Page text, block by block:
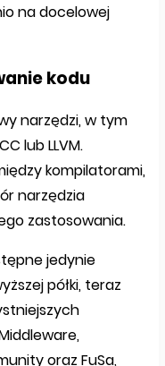
na docelowej
kodu
narzędzi, w tym
lub LLVM.
kompilatorami,
narzędzia
zastosowania.
jedynie
półki, teraz
oraz FuSa,